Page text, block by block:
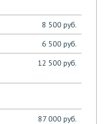
8 500 руб.
6 500 руб.
12 500 руб.
87 000 руб.